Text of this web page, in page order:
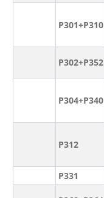
P301+P310
P302+P352
P304+P340
P312
P331